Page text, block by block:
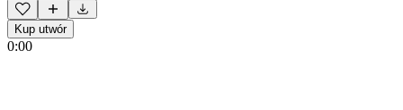
Kup utwór
0:00